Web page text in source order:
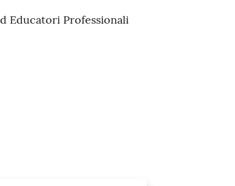
Educatori Professionali